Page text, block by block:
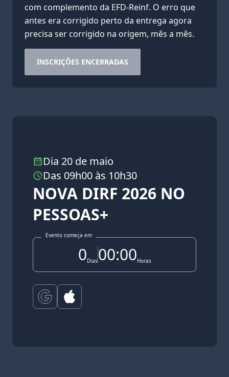
com complemento da EFD-Reinf. O erro que
antes era corrigido perto da entrega agora
precisa ser corrigido na origem, mês a mês.
INSCRIÇÕES ENCERRADAS
Dia 20 de maio
Das 09h00 às 10h30
NOVA DIRF 2026 NO
PESSOAS+
Evento começa em
0Dias00:00Horas